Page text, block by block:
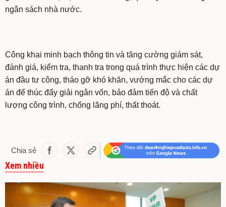
ngân sách nhà nước.
Công khai minh bạch thông tin và tăng cường giám sát,
đánh giá, kiểm tra, thanh tra trong quá trình thực hiện các dự
án đầu tư công, tháo gỡ khó khăn, vướng mắc cho các dự
án để thúc đẩy giải ngân vốn, bảo đảm tiến độ và chất
lượng công trình, chống lãng phí, thất thoát.
Chia sẻ
Xem nhiều